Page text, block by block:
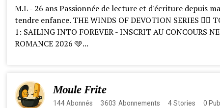
M.L - 26 ans Passionnée de lecture et d'écriture depuis ma
tendre enfance. THE WINDS OF DEVOTION SERIES ✍🏻
1: SAILING INTO FOREVER - INSCRIT AU CONCOURS
ROMANCE 2026 🩵...
Moule Frite
144 Abonnés 3603 Abonnements 4 Stories 0